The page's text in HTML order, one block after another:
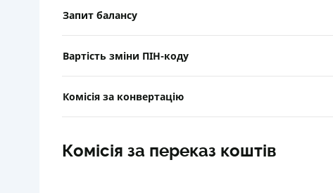
Запит балансу
Вартість зміни ПІН-коду
Комісія за конвертацію
Комісія за переказ коштів